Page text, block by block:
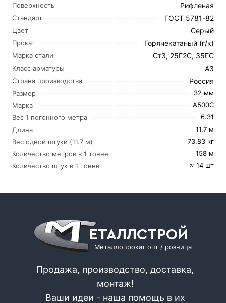
Поверхность Рифленая
Стандарт ГОСТ 5781-82
Цвет Серый
Прокат Горячекатаный (г/к)
Марка стали Ст3, 25Г2С, 35ГС
Класс арматуры А3
Страна производства Россия
Размер
32 мм
Марка
А500С
Вес 1 погонного метра
6.31
Длина
11,7 м
Вес одной штуки (11.7 м)
73.83 кг
Количество метров в 1 тонне
158 м
Количество штук в 1 тонне
≈ 14 шт
ЕТАЛЛСТРОЙ
Металлопрокат опт / розница
Продажа, производство, доставка,
монтаж!
Ваши идеи - наша помощь в их